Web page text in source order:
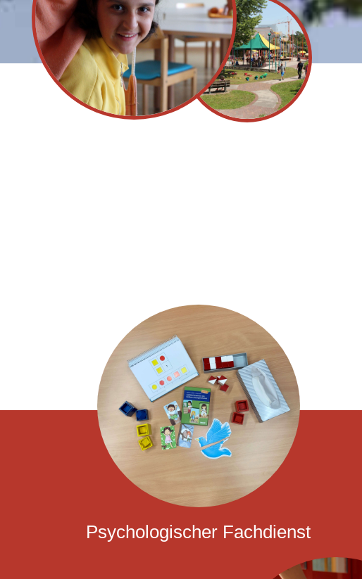
Psychologischer Fachdienst